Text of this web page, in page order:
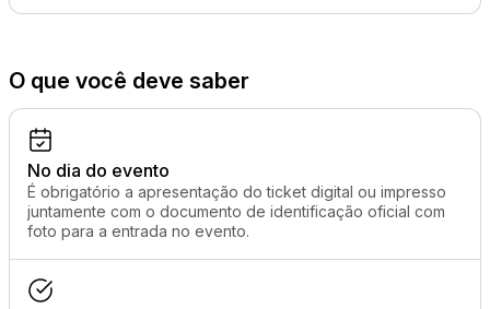
O que você deve saber
No dia do evento
É obrigatório a apresentação do ticket digital ou impresso
juntamente com o documento de identificação oficial com
foto para a entrada no evento.